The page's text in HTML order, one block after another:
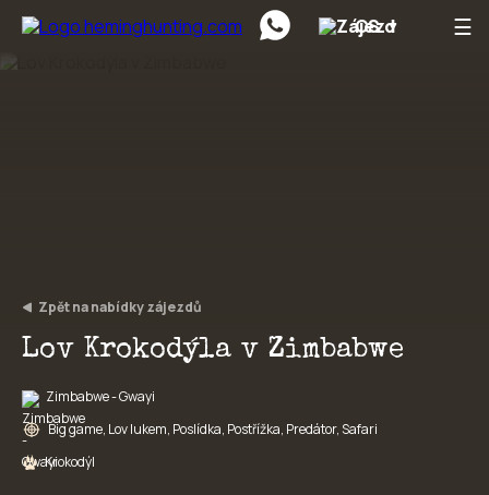
Preskočiť na obsah ☰
CS
Zpět na nabídky zájezdů
Lov Krokodýla v Zimbabwe
Zimbabwe - Gwayi
Big game, Lov lukem, Poslídka, Postřížka, Predátor, Safari
Krokodýl